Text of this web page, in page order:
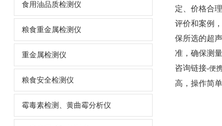
食用油品质检测仪
粮食重金属检测仪
重金属检测仪
粮食安全检测仪
霉毒素检测、黄曲霉分析仪
定、价格合
评价和案例
保所选的超
准，确保测
咨询链接-便
高，操作简